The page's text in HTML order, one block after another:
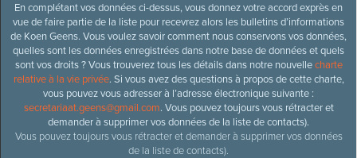
En complétant vos données ci-dessus, vous donnez votre accord exprès en
vue de faire partie de la liste pour recevrez alors les bulletins d’informations
de Koen Geens. Vous voulez savoir comment nous conservons vos données,
quelles sont les données enregistrées dans notre base de données et quels
sont vos droits ? Vous trouverez tous les détails dans notre nouvellecharte
relative à la vie privée. Si vous avez des questions à propos de cette charte,
vous pouvez vous adresser à l’adresse électronique suivante :
secretariaat.geens@gmail.com. Vous pouvez toujours vous rétracter et
demander à supprimer vos données de la liste de contacts).
Vous pouvez toujours vous rétracter et demander à supprimer vos données
de la liste de contacts).